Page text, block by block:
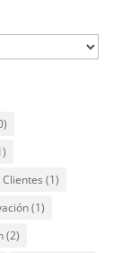
Clientes (1)
(1)
(2)